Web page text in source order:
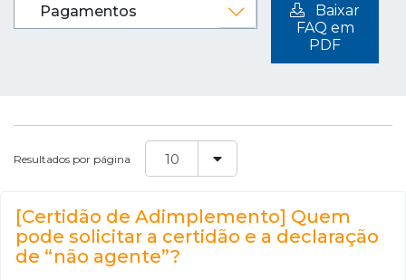
FAQ em
PDF
Resultados por página
[Certidão de Adimplemento] Quem
pode solicitar a certidão e a declaração
de “não agente”?